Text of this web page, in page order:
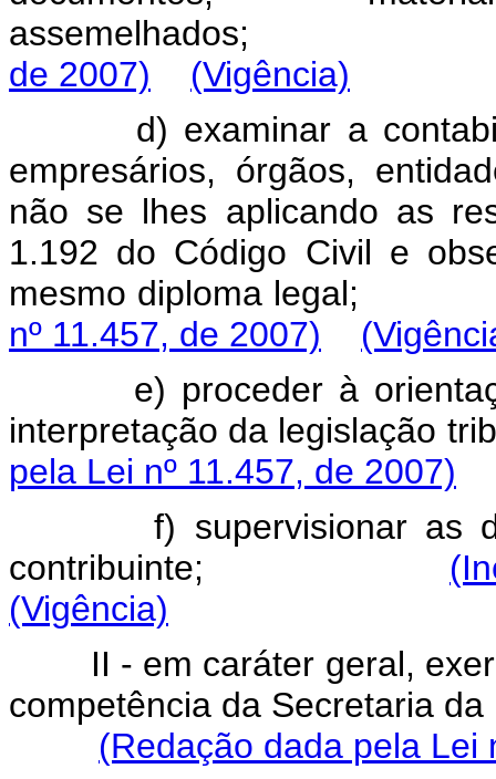
de 2007)
(Vigência)
d) examinar a
empresários,
órgãos,
não se lhes aplicando as
1.192 do Código Civil e
mesmo diploma
nº 11.457, de 2007)
e) proceder à
interpretação da legislação
pela Lei nº 11.457, de 2007)
f) supervisionar as
contribuinte;
(Vigência)
II - em caráter geral,
competência da Secretaria da
(Redação dada pela Lei